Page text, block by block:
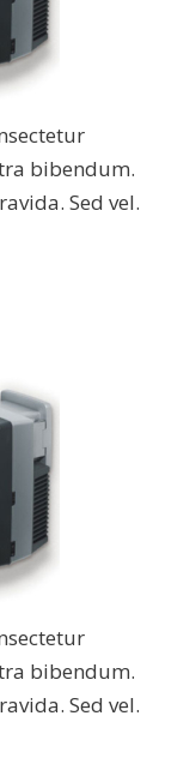
bibendum.
Sed vel.
bibendum.
Sed vel.